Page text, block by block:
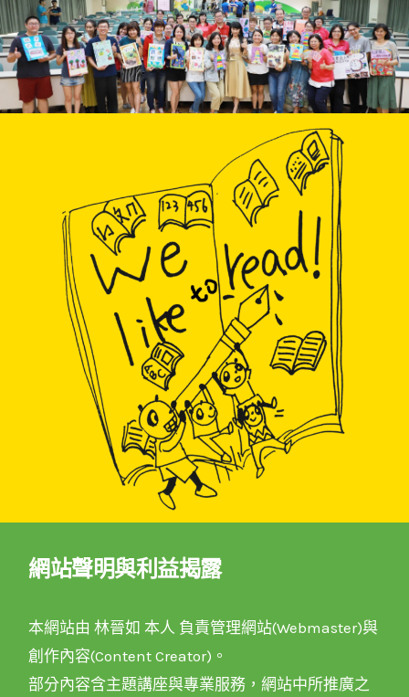
網站聲明與利益揭露
本網站由 林晉如 本人 負責管理網站(Webmaster)與
創作內容(Content Creator)。
部分內容含主題講座與專業服務，網站中所推廣之